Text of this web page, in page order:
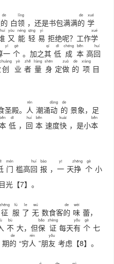
的
de
白领
lǐng
，还是书包满满的
de
学
xué
又
yòu
能
néng
轻
qīng
易
yì
拒绝呢？工作学
xué
一
yī
个
gè
。加之其
qí
低
dī
成
chéng
本
běn
高回
huí
创
chuàng
业
yè
者
zhě
量
liàng
身
shēn
定做
zuò
的
de
项
xiàng
目
圣殿。 人
rén
潮涌动
dòng
的
de
景象，足
běn
低
dī
， 回
huí
本
běn
速度快
kuài
，是小本
běn
门
mén
槛高回
huí
报
bào
， 一
yī
天挣
zhēng
个
gè
小
光【7】。
征
zhēng
服
fú
了
le
无
wú
数食客的
de
味
wèi
蕾，
不
bù
大，但保
bǎo
证
zhèng
每天有
yǒu
个
gè
七
期的
de
“穷人
rén
”朋友
yǒu
考虑【8】。